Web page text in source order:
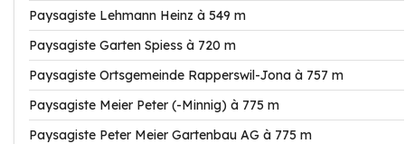
Paysagiste Lehmann Heinz à 549 m
Paysagiste Garten Spiess à 720 m
Paysagiste Ortsgemeinde Rapperswil-Jona à 757 m
Paysagiste Meier Peter (-Minnig) à 775 m
Paysagiste Peter Meier Gartenbau AG à 775 m